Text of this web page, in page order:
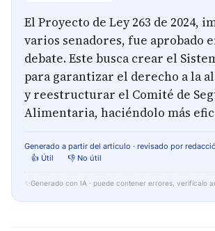
El Proyecto de Ley 263 de 2024,
varios senadores, fue aprobado
debate. Este busca crear el
para garantizar el derecho a la
y reestructurar el Comité de
Alimentaria, haciéndolo más
Generado a partir del artículo · revisado por
👍 Útil
👎 No útil
✨ Generado con IA · puede contener errores, verifícalo